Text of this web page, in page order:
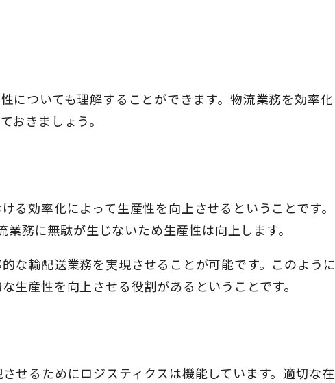
についても理解することができます。物流業務を効率化
おきましょう。
る効率化によって生産性を向上させるということです。
務に無駄が生じないため生産性は向上します。
な輸配送業務を実現させることが可能です。このように
生産性を向上させる役割があるということです。
せるためにロジスティクスは機能しています。適切な在